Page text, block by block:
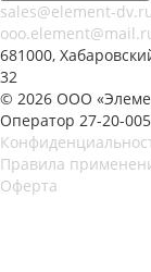
sales@element-dv.ru
681000,
32
© 2026 ООО
Оператор 27-20-
Правила
Оферта